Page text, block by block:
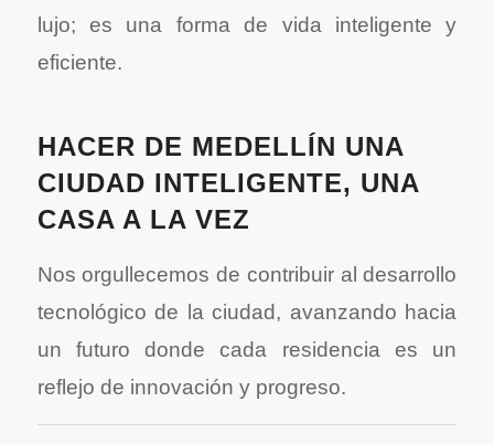
lujo; es una forma de vida inteligente y
eficiente.
HACER DE MEDELLÍN UNA
CIUDAD INTELIGENTE, UNA
CASA A LA VEZ
Nos orgullecemos de contribuir al desarrollo
tecnológico de la ciudad, avanzando hacia
un futuro donde cada residencia es un
reflejo de innovación y progreso.